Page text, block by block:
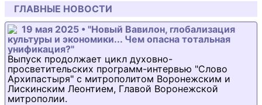
ГЛАВНЫЕ НОВОСТИ
19 мая 2025 • "Новый Вавилон, глобализация
культуры и экономики... Чем опасна тотальная
унификация?"
Выпуск продолжает цикл духовно-
просветительских программ-интервью "Слово
Архипастыря" с митрополитом Воронежским и
Лискинским Леонтием, Главой Воронежской
митрополии.